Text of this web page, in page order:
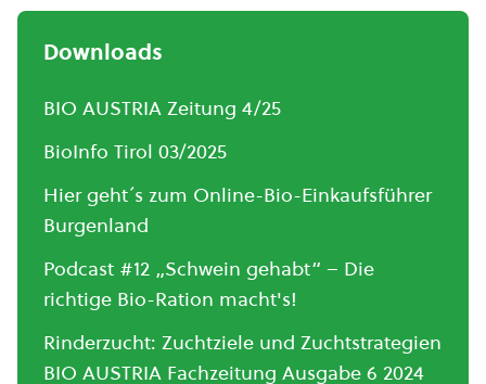
Downloads
BIO AUSTRIA Zeitung 4/25
BioInfo Tirol 03/2025
Hier geht´s zum Online-Bio-Einkaufsführer
Burgenland
Podcast #12 „Schwein gehabt“ – Die
richtige Bio-Ration macht's!
Rinderzucht: Zuchtziele und Zuchtstrategien
BIO AUSTRIA Fachzeitung Ausgabe 6 2024